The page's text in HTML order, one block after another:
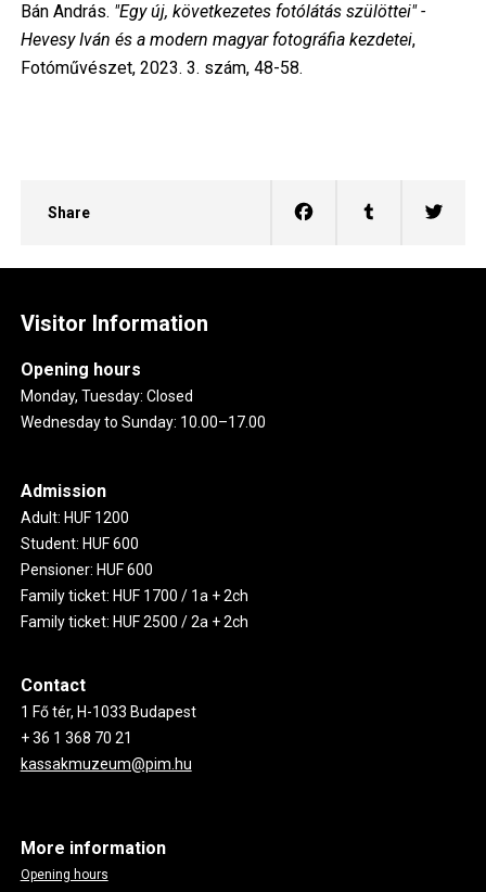
Bán András. "Egy új, következetes fotólátás szülöttei" -
Hevesy Iván és a modern magyar fotográfia kezdetei,
Fotóművészet, 2023. 3. szám, 48-58.
Share
Visitor Information
Opening hours
Monday, Tuesday: Closed
Wednesday to Sunday: 10.00–17.00
Admission
Adult: HUF 1200
Student: HUF 600
Pensioner: HUF 600
Family ticket: HUF 1700 / 1a + 2ch
Family ticket: HUF 2500 / 2a + 2ch
Contact
1 Fő tér, H-1033 Budapest
+ 36 1 368 70 21
kassakmuzeum@pim.hu
More information
Opening hours